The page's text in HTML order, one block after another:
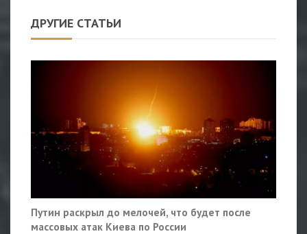
ДРУГИЕ СТАТЬИ
Путин раскрыл до мелочей, что будет после
массовых атак Киева по России